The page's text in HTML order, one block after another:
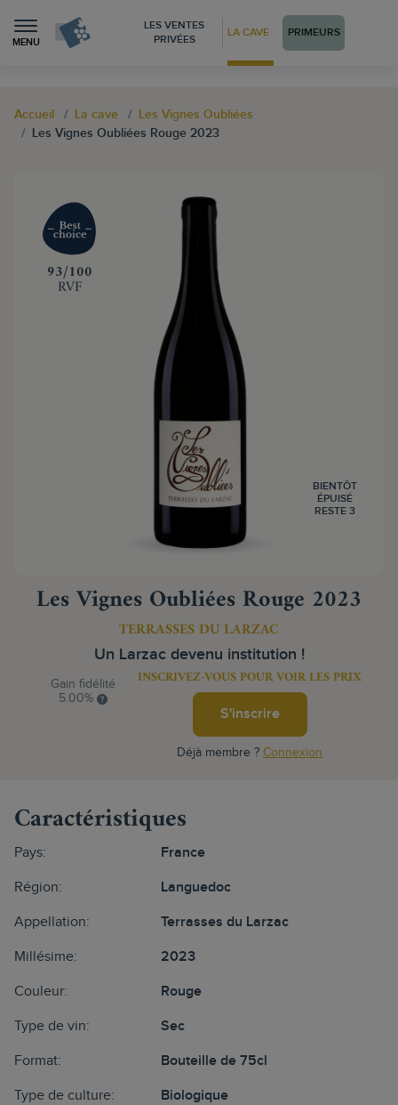
MENU
LES VENTES
PRIVÉES
LA CAVE PRIMEURS
Accueil La cave
Les Vignes Oubliées
Les Vignes Oubliées Rouge 2023
‍93/100
RVF
BIENTÔT
ÉPUISÉ
RESTE 3
Les Vignes Oubliées Rouge 2023
TERRASSES DU LARZAC
Un Larzac devenu institution !
Gain fidélité
5.00%
INSCRIVEZ-VOUS POUR VOIR LES PRIX
S'inscrire
Déjà membre ? Connexion
Caractéristiques
Pays: France
Région: Languedoc
Appellation: Terrasses du Larzac
Millésime: 2023
Couleur: Rouge
Type de vin: Sec
Format: Bouteille de 75cl
Type de culture: Biologique